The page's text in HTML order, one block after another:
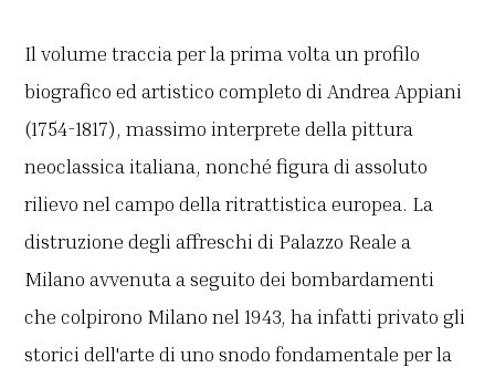
Il volume traccia per la prima volta un profilo
biografico ed artistico completo di Andrea Appiani
(1754-1817), massimo interprete della pittura
neoclassica italiana, nonché figura di assoluto
rilievo nel campo della ritrattistica europea. La
distruzione degli affreschi di Palazzo Reale a
Milano avvenuta a seguito dei bombardamenti
che colpirono Milano nel 1943, ha infatti privato gli
storici dell'arte di uno snodo fondamentale per la